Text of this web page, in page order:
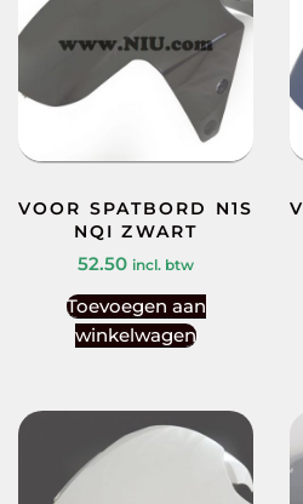
VOOR SPATBORD N1S
NQI ZWART
52.50 incl. btw
Toevoegen aan
winkelwagen